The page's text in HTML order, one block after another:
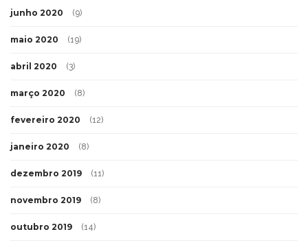
junho 2020 (9)
maio 2020 (19)
abril 2020 (3)
março 2020 (8)
fevereiro 2020 (12)
janeiro 2020 (8)
dezembro 2019 (11)
novembro 2019 (8)
outubro 2019 (14)